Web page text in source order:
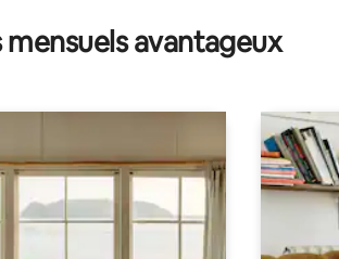
avantageux